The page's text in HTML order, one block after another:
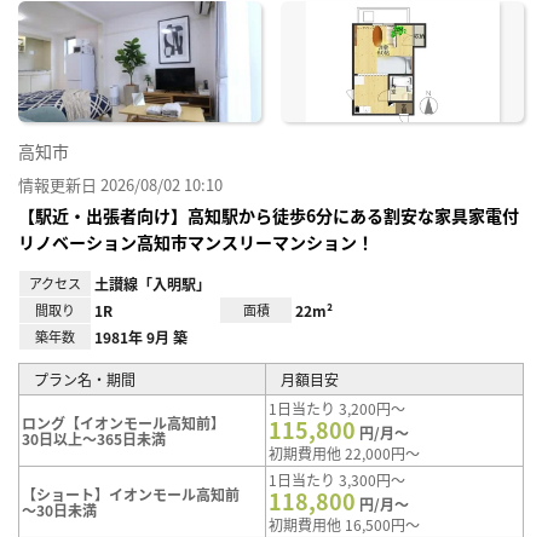
に入
高知市
情報更新日 2026/08/02 10:10
【駅近・出張者向け】高知駅から徒歩6分にある割安な家具家電付
リノベーション高知市マンスリーマンション！
アクセス 土讃線「入明駅」
間取り 1R 面積 22m²
築年数 1981年 9月 築
プラン名・期間 月額目安
ロング【イオンモール高知前】
30日以上～365日未満
1日当たり 3,200円～
115,800 円/月～
初期費用他 22,000円～
【ショート】イオンモール高知前
～30日未満
1日当たり 3,300円～
118,800 円/月～
初期費用他 16,500円～